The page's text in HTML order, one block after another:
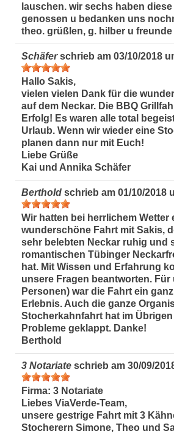
lauschen. wir sechs haben
genossen u bedanken uns
theo. grüßlen, g. hilber u freunde
Schäfer schrieb am 03/10/2018
Hallo Sakis,
vielen vielen Dank für die
auf dem Neckar. Die BBQ
Erfolg! Es waren alle total
Urlaub. Wenn wir wieder eine
planen dann nur mit Euch!
Liebe Grüße
Kai und Annika Schäfer
Berthold schrieb am 01/10/2018
Wir hatten bei herrlichem Wetter
wunderschöne Fahrt mit Sakis,
sehr belebten Neckar ruhig und
romantischen Tübinger
hat. Mit Wissen und Erfahrung
unsere Fragen beantworten. Für
Personen) war die Fahrt ein
Erlebnis. Auch die ganze
Stocherkahnfahrt hat im
Probleme geklappt. Danke!
Berthold
3 Notariate schrieb am 30/09/
Firma: 3 Notariate
Liebes ViaVerde-Team,
unsere gestrige Fahrt mit 3
Stocherern Simone, Theo und